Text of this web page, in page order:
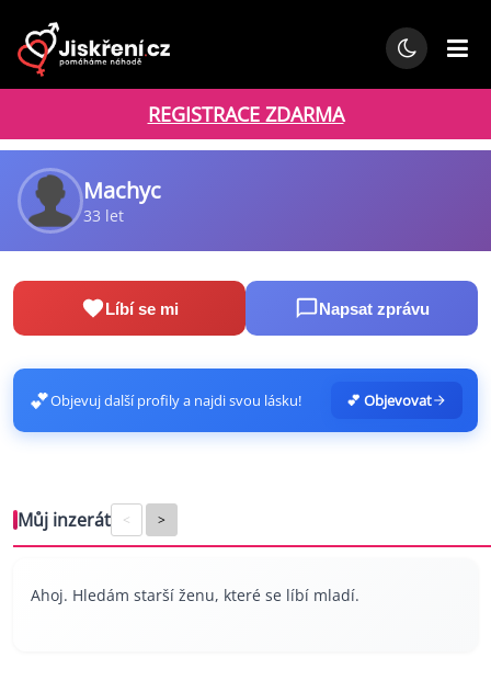
REGISTRACE ZDARMA
Machyc
33 let
Líbí se mi Napsat zprávu
💕Objevuj další profily a najdi svou lásku! 💕 Objevovat
Můj inzerát < >
Ahoj. Hledám starší ženu, které se líbí mladí.